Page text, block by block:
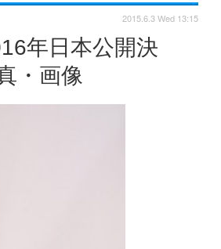
年日本公開決
・画像
2015.6.3 Wed 13:15